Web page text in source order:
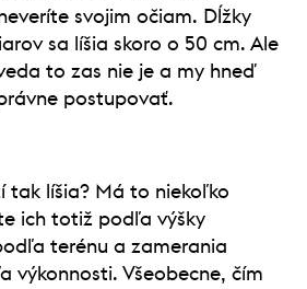
svojim očiam. Dĺžky
sa líšia skoro o 50 cm. Ale
to zas nie je a my hneď
postupovať.
tak líšia? Má to niekoľko
ich totiž podľa výšky
terénu a zamerania
výkonnosti. Všeobecne, čím